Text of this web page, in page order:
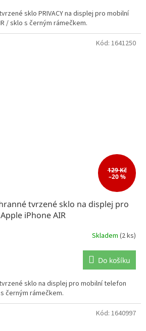
sklo PRIVACY na displej pro mobilní
/ sklo s černým rámečkem.
129 Kč
–20 %
tvrzené sklo na displej pro
Apple iPhone AIR
Skladem (2 ks)
Do košíku
sklo na displej pro mobilní telefon
černým rámečkem.
Kód: 1641250
Kód: 1640997